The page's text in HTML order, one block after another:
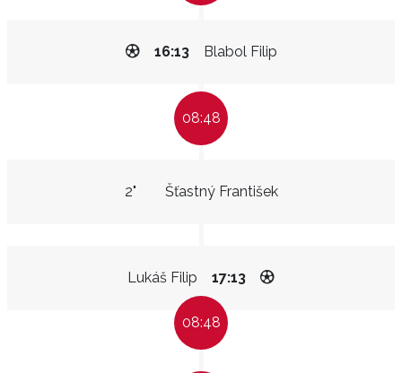
Blabol Filip
16:13
08:48
Šťastný František
2"
Lukáš Filip 17:13
08:48